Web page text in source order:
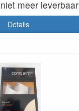
niet meer leverbaar
Details